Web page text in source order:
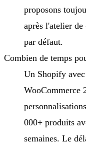
proposons
après l'atelier
par défaut.
Combien de temps
Un Shopify
WooCommerce
000+ produits
semaines. Le